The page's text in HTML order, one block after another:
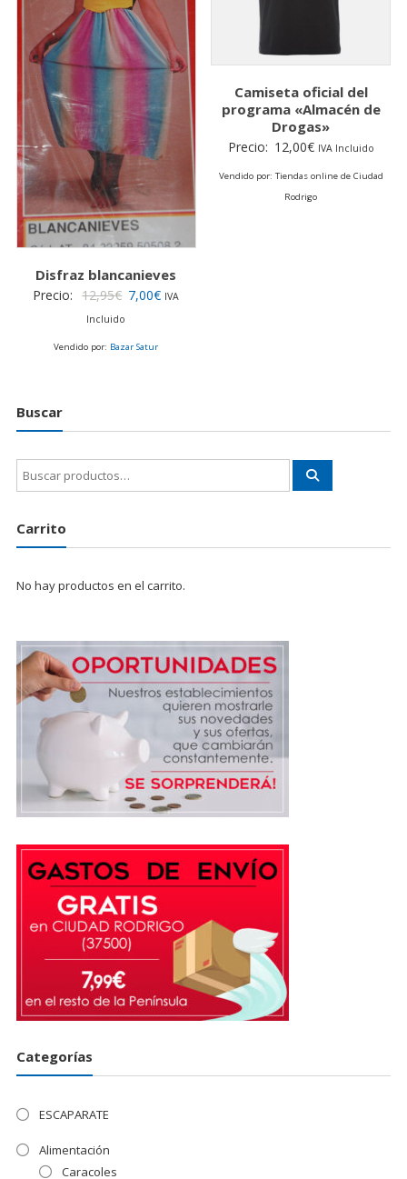
Disfraz blancanieves
Precio: 12,95€ El
7,00€ElIVA
Incluido
Vendido por: Bazar Satur
Camiseta oficial del
programa «Almacén de
Drogas»
Precio: 12,00€ IVA Incluido
Vendido por: Tiendas online de Ciudad
Rodrigo
Buscar
Buscar
por:
Carrito
No hay productos en el carrito.
Categorías
ESCAPARATE
Alimentación
Caracoles